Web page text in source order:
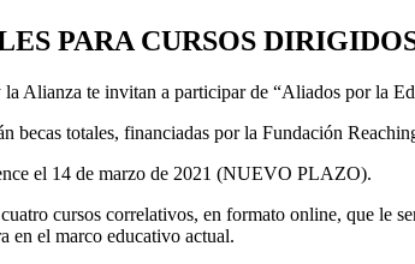
PARA CURSOS
Alianza te invitan a participar de “Aliados por la
becas totales, financiadas por la Fundación
el 14 de marzo de 2021 (NUEVO PLAZO).
cursos correlativos, en formato online, que le
en el marco educativo actual.